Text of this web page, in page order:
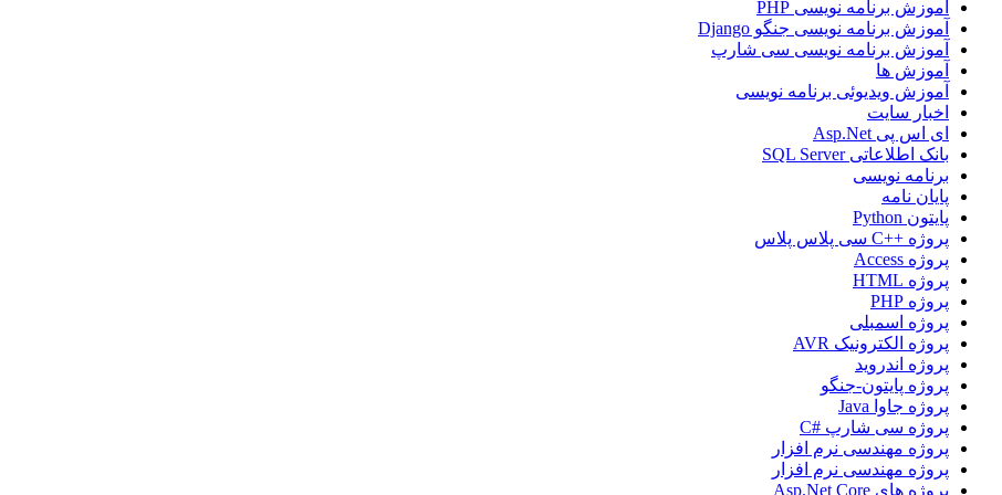
آموزش برنامه نویسی PHP
آموزش برنامه نویسی جنگو Django
آموزش برنامه نویسی سی شارپ
آموزش ها
آموزش ویدیوئی برنامه نویسی
اخبار سایت
ای اس پی Asp.Net
بانک اطلاعاتی SQL Server
برنامه نویسی
پایان نامه
پایتون Python
پروژه ++C سی پلاس پلاس
پروژه Access
پروژه HTML
پروژه PHP
پروژه اسمبلی
پروژه الکترونیک AVR
پروژه اندروید
پروژه پایتون-جنگو
پروژه جاوا Java
پروژه سی شارپ #C
پروژه مهندسی نرم افزار
پروژه مهندسی نرم افزار
پروژه های Asp.Net Core